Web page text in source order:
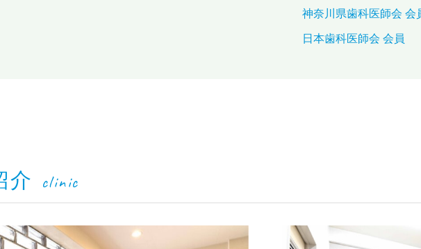
神奈川県歯科医師会 会
日本歯科医師会 会員
介 clinic